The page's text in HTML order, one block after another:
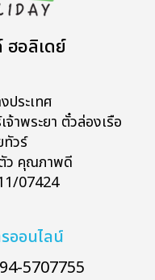
ฮอลิเดย์
ประเทศ
จ้าพระยา ตั๋วล่องเรือ
วร์
ว คุณภาพดี
07424
ออนไลน์
5707755